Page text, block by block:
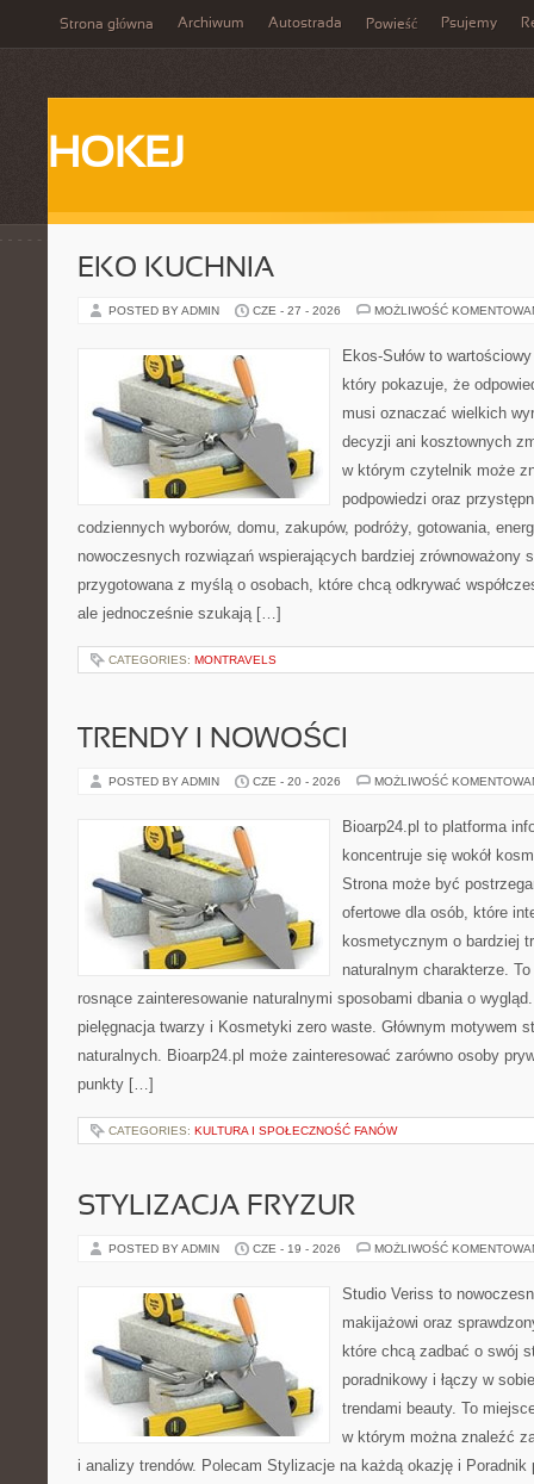
Strona główna Archiwum Autostrada Powieść Psujemy
HOKEJ
EKO KUCHNIA
POSTED BY ADMIN CZE - 27 - 2026 MOŻLIWOŚĆ
Ekos-Sułów to
który pokazuje, że
musi oznaczać wielkich
decyzji ani kosztownych
w którym czytelnik może
podpowiedzi oraz
codziennych wyborów, domu, zakupów, podróży, gotowania,
nowoczesnych rozwiązań wspierających bardziej zrównoważony
przygotowana z myślą o osobach, które chcą odkrywać
ale jednocześnie szukają […]
CATEGORIES: MONTRAVELS
TRENDY I NOWOŚCI
POSTED BY ADMIN CZE - 20 - 2026 MOŻLIWOŚĆ
Bioarp24.pl to platforma
koncentruje się wokół
Strona może być
ofertowe dla osób, które
kosmetycznym o bardziej
naturalnym charakterze.
rosnące zainteresowanie naturalnymi sposobami dbania o
pielęgnacja twarzy i Kosmetyki zero waste. Głównym motywem
naturalnych. Bioarp24.pl może zainteresować zarówno osoby
punkty […]
CATEGORIES: KULTURA I SPOŁECZNOŚĆ FANÓW
STYLIZACJA FRYZUR
POSTED BY ADMIN CZE - 19 - 2026 MOŻLIWOŚĆ
Studio Veriss to
makijażowi oraz
które chcą zadbać o swój
poradnikowy i łączy w
trendami beauty. To
w którym można znaleźć
i analizy trendów. Polecam Stylizacje na każdą okazję i